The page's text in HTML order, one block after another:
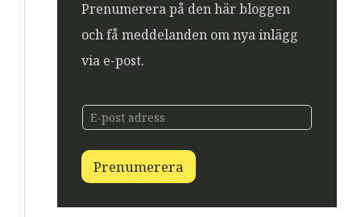
Prenumerera på den här bloggen
och få meddelanden om nya inlägg
via e-post.
p
o
s
t
-
E
-
o
s
t
Prenumerera